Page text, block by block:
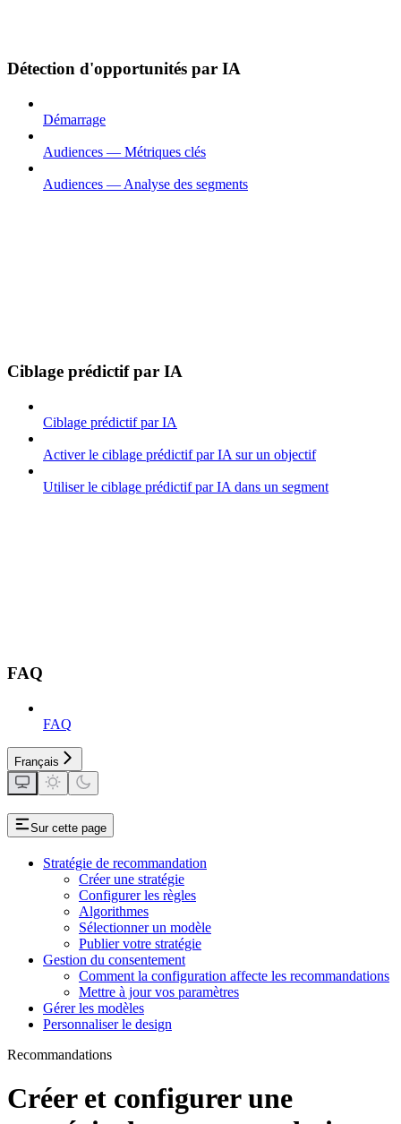
Détection d'opportunités par IA
Démarrage
Audiences — Métriques clés
Audiences — Analyse des segments
Ciblage prédictif par IA
Ciblage prédictif par IA
Activer le ciblage prédictif par IA sur un objectif
Utiliser le ciblage prédictif par IA dans un segment
FAQ
FAQ
Français
Sur cette page
Stratégie de recommandation
Créer une stratégie
Configurer les règles
Algorithmes
Sélectionner un modèle
Publier votre stratégie
Gestion du consentement
Comment la configuration affecte les recommandations
Mettre à jour vos paramètres
Gérer les modèles
Personnaliser le design
Recommandations
Créer et configurer une